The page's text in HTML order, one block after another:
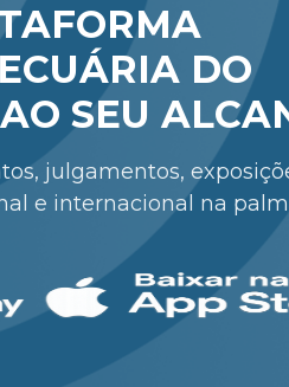
DO
SEU
julgamentos,
e internacional na